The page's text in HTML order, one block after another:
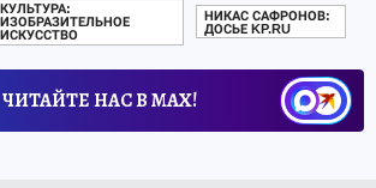
КУЛЬТУРА:
ИЗОБРАЗИТЕЛЬНОЕ
ИСКУССТВО
НИКАС САФРОНОВ:
ДОСЬЕ KP.RU
ЧИТАЙТЕ НАС В МАХ!